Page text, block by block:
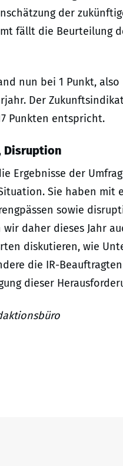
der
fällt die Beurteilung
nun bei 1 Punkt,
Der
Punkten entspricht.
Disruption
Ergebnisse der
Sie haben mit
sowie
daher dieses Jahr
diskutieren, wie
die IR-
dieser